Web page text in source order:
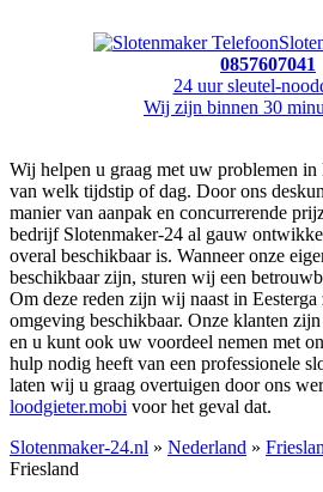
0857607041
24 uur sleutel-
Wij zijn binnen 30
Wij helpen u graag met uw problemen
van welk tijdstip of dag. Door ons
manier van aanpak en concurrerende
bedrijf Slotenmaker-24 al gauw
overal beschikbaar is. Wanneer onze
beschikbaar zijn, sturen wij een
Om deze reden zijn wij naast in
omgeving beschikbaar. Onze klanten
en u kunt ook uw voordeel nemen met
hulp nodig heeft van een professionele
laten wij u graag overtuigen door ons
loodgieter.mobi voor het geval dat.
Slotenmaker-24.nl » Nederland »
Friesland